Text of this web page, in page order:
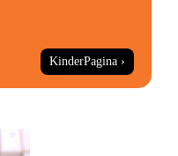
KinderPagina ›